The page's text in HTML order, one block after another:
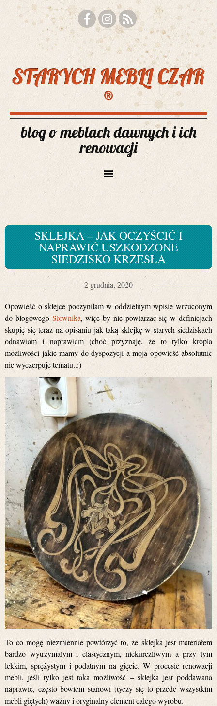
STARYCH MEBLI CZAR
®
blog o meblach dawnych i ich
renowacji
SKLEJKA – JAK OCZYŚCIĆ I
NAPRAWIĆ USZKODZONE
SIEDZISKO KRZESŁA
2 grudnia, 2020
Opowieść o sklejce poczyniłam w oddzielnym wpisie wrzuconym
do blogowego Słownika, więc by nie powtarzać się w definicjach
skupię się teraz na opisaniu jak taką sklejkę w starych siedziskach
odnawiam i naprawiam (choć przyznaję, że to tylko kropla
możliwości jakie mamy do dyspozycji a moja opowieść absolutnie
nie wyczerpuje tematu..:)
To co mogę niezmiennie powtórzyć to, że sklejka jest materiałem
bardzo wytrzymałym i elastycznym, niekurczliwym a przy tym
lekkim, sprężystym i podatnym na gięcie. W procesie renowacji
mebli, jeśli tylko jest taka możliwość – sklejka jest poddawana
naprawie, często bowiem stanowi (tyczy się to przede wszystkim
mebli giętych) ważny i oryginalny element całego wyrobu.